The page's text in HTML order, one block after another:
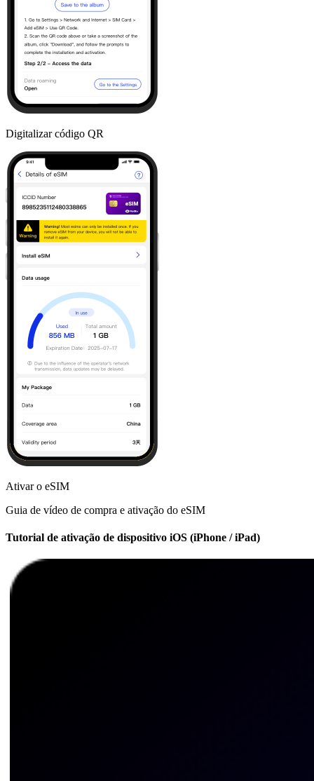
Digitalizar código QR
Ativar o eSIM
Guia de vídeo de compra e ativação do eSIM
Tutorial de ativação de dispositivo iOS (iPhone / iPad)